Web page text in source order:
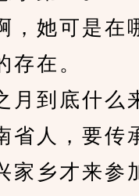
她可是在
存在。
到底什么
省人，要传
家乡才来参